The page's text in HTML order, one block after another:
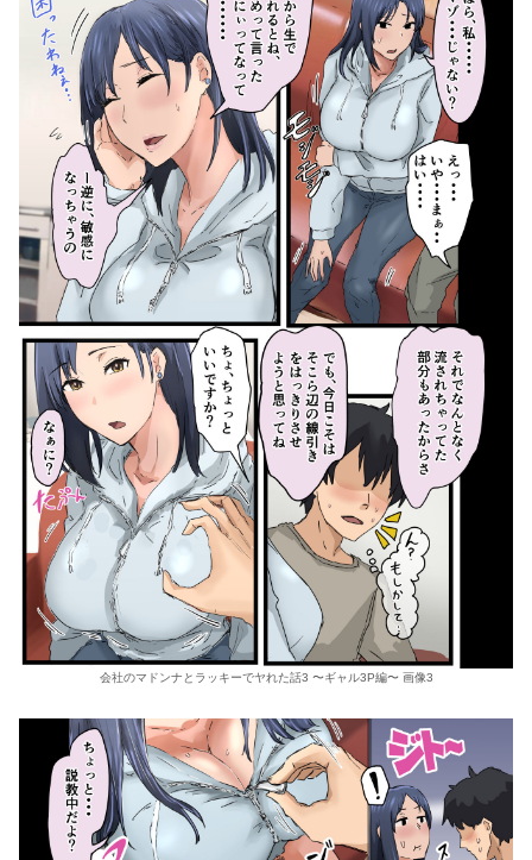
会社のマドンナとラッキーでヤれた話3 〜ギャル3P編〜 画像3